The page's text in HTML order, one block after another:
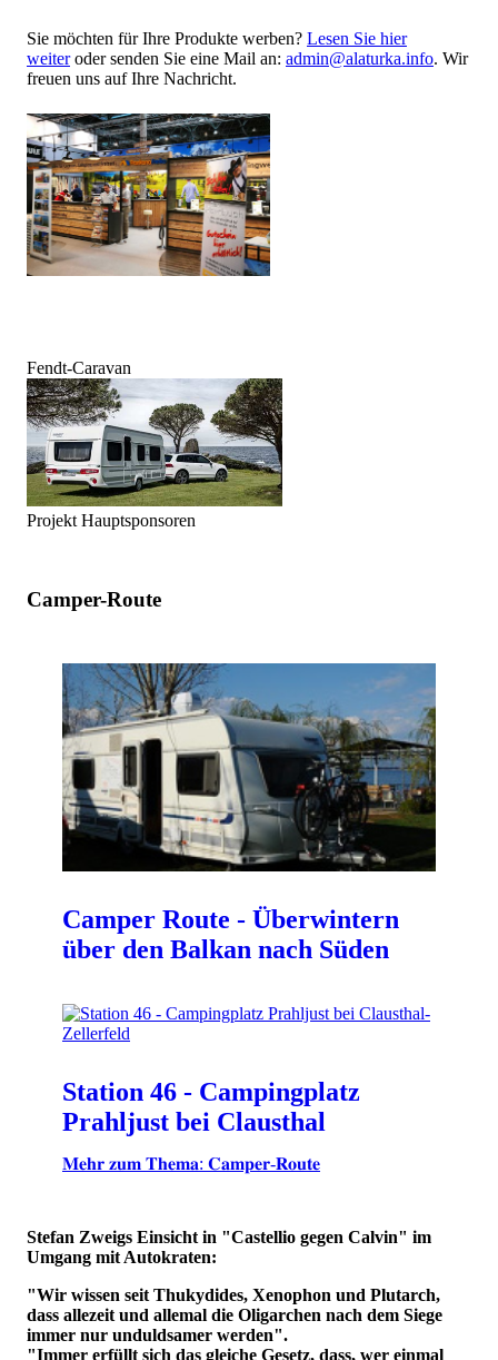
Sie möchten für Ihre Produkte werben? Lesen Sie hier
weiteroder senden Sie eine Mail an: admin@alaturka.info. Wir
freuen uns auf Ihre Nachricht.
Fendt-Caravan
Projekt Hauptsponsoren
Camper-Route
Camper Route - Überwintern
über den Balkan nach Süden
Station 46 - Campingplatz
Prahljust bei Clausthal
𝐌𝐞𝐡𝐫 𝐳𝐮𝐦 𝐓𝐡𝐞𝐦𝐚: 𝐂𝐚𝐦𝐩𝐞𝐫-𝐑𝐨𝐮𝐭𝐞
Stefan Zweigs Einsicht in "Castellio gegen Calvin" im
Umgang mit Autokraten:
"Wir wissen seit Thukydides, Xenophon und Plutarch,
dass allezeit und allemal die Oligarchen nach dem Siege
immer nur unduldsamer werden".
"Immer erfüllt sich das gleiche Gesetz, dass, wer einmal